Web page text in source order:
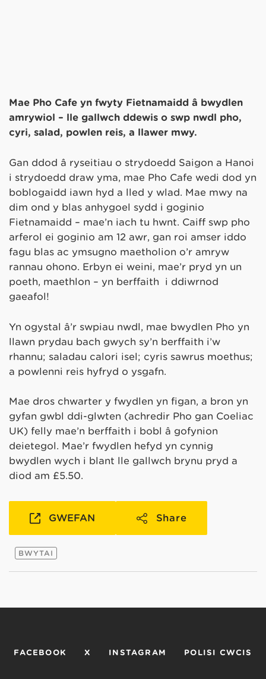
Mae Pho Cafe yn fwyty Fietnamaidd â bwydlen
amrywiol – lle gallwch ddewis o sŵp nwdl pho,
cyri, salad, powlen reis, a llawer mwy.
Gan ddod â ryseitiau o strydoedd Saigon a Hanoi
i strydoedd draw yma, mae Pho Cafe wedi dod yn
boblogaidd iawn hyd a lled y wlad. Mae mwy na
dim ond y blas anhygoel sydd i goginio
Fietnamaidd – mae’n iach tu hwnt. Caiff sŵp pho
arferol ei goginio am 12 awr, gan roi amser iddo
fagu blas ac ymsugno maetholion o’r amryw
rannau ohono. Erbyn ei weini, mae’r pryd yn un
poeth, maethlon – yn berffaith i ddiwrnod
gaeafol!
Yn ogystal â’r sŵpiau nwdl, mae bwydlen Pho yn
llawn prydau bach gwych sy’n berffaith i’w
rhannu; saladau calori isel; cyris sawrus moethus;
a powlenni reis hyfryd o ysgafn.
Mae dros chwarter y fwydlen yn figan, a bron yn
gyfan gwbl ddi-glwten (achredir Pho gan Coeliac
UK) felly mae’n berffaith i bobl â gofynion
deietegol. Mae’r fwydlen hefyd yn cynnig
bwydlen wych i blant lle gallwch brynu pryd a
diod am £5.50.
GWEFAN Share
BWYTAI
FACEBOOK X INSTAGRAM POLISI CWCIS